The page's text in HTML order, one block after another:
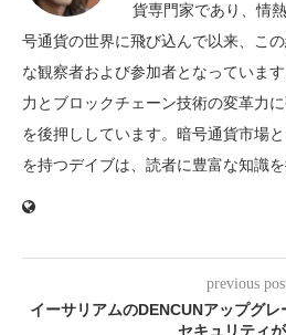
貨専門家であり、情
号通貨の世界に飛び込んで以来、こ
な観察者および参加者となっていま
力とブロックチェーン技術の変革力
を後押ししています。暗号通貨市場
を持つデイブは、読者に豊富な知識を
previous
イーサリアムのDENCUNアップグ
セキュリティ